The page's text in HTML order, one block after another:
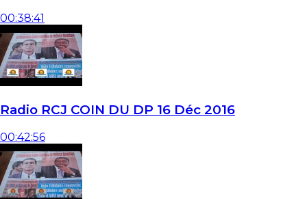
00:38:41
Radio RCJ COIN DU DP 16 Déc 2016
00:42:56